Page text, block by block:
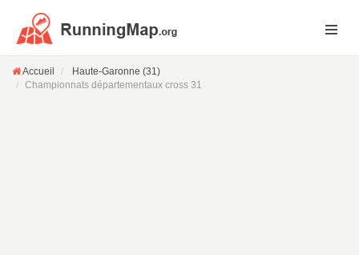
Accueil
Haute-Garonne (31)
Championnats départementaux cross 31